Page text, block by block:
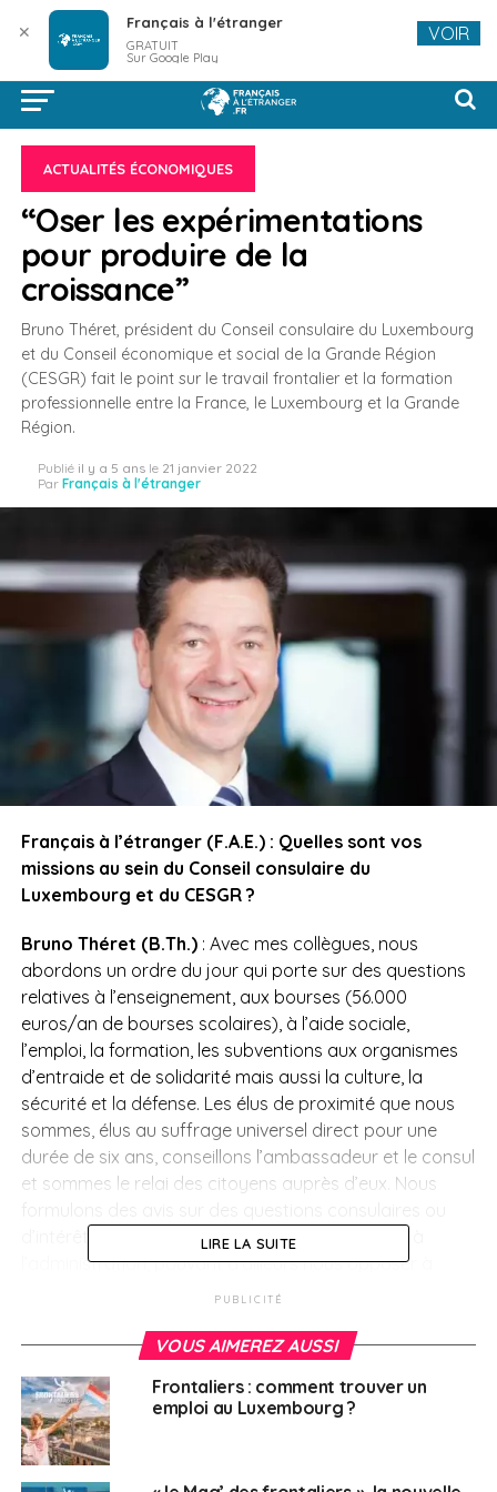
ACTUALITÉS ÉCONOMIQUES
“Oser les expérimentations
pour produire de la
croissance”
Bruno Théret, président du Conseil consulaire du Luxembourg
et du Conseil économique et social de la Grande Région
(CESGR) fait le point sur le travail frontalier et la formation
professionnelle entre la France, le Luxembourg et la Grande
Région.
Publié il y a 5 ans le 21 janvier 2022
Par Français à l'étranger
Français à l’étranger (F.A.E.) : Quelles sont vos
missions au sein du Conseil consulaire du
Luxembourg et du CESGR ?
Bruno Théret (B.Th.): Avec mes collègues, nous
abordons un ordre du jour qui porte sur des questions
relatives à l’enseignement, aux bourses (56.000
euros/an de bourses scolaires), à l’aide sociale,
l’emploi, la formation, les subventions aux organismes
d’entraide et de solidarité mais aussi la culture, la
sécurité et la défense. Les élus de proximité que nous
sommes, élus au suffrage universel direct pour une
durée de six ans, conseillons l’ambassadeur et le consul
et sommes le relai des citoyens auprès d’eux. Nous
d’intérêt général et demandons des justificatifs à
l’administration, pouvant d’ailleurs nous opposer à
certaines décisions. Enfin, en tant que grands électeurs
Français de l’étranger et pourrions, le cas échéant,
Notre conseil consulaire, celui de la neuvième plus
grande circonscription au monde en termes d’inscrits
au registre (n’oublions pas qu’il y a 54.000 résidents et
LIRE LA SUITE
PUBLICITÉ
VOUS AIMEREZ AUSSI
Frontaliers : comment trouver un
emploi au Luxembourg ?
✕ Français à l'étranger
GRATUIT
Sur Google Play
VOIR